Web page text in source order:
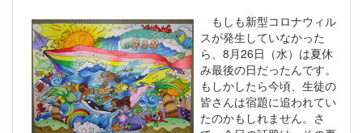
もしも新型コロナウィル
スが発生していなかった
ら、8月26日（水）は夏休
み最後の日だったんです。
もしかしたら今頃、生徒の
皆さんは宿題に追われてい
たのかもしれません。さ